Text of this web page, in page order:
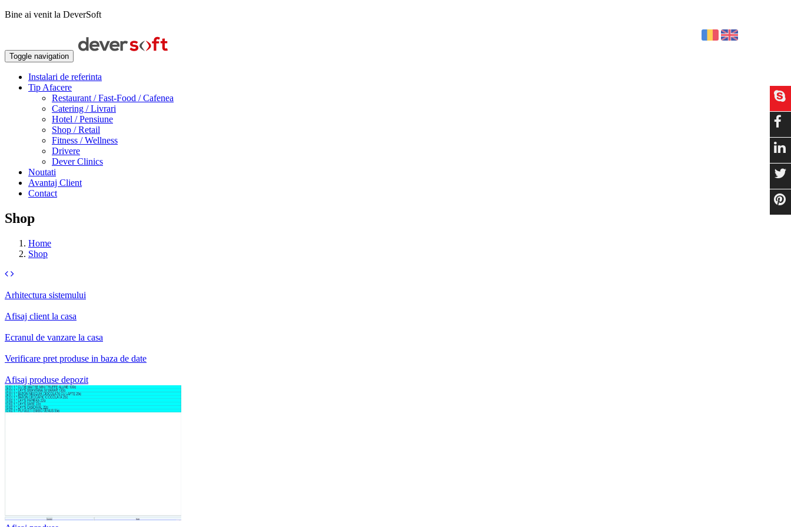
Bine ai venit la DeverSoft
Toggle navigation
Instalari de referinta
Tip Afacere
Restaurant / Fast-Food / Cafenea
Catering / Livrari
Hotel / Pensiune
Shop / Retail
Fitness / Wellness
Drivere
Dever Clinics
Noutati
Avantaj Client
Contact
Shop
Home
Shop
Arhitectura sistemului
Afisaj client la casa
Ecranul de vanzare la casa
Verificare pret produse in baza de date
Afisaj produse depozit